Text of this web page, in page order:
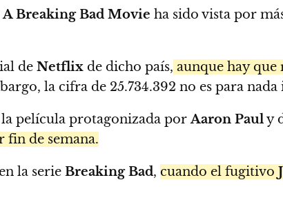
Breaking Bad Movie ha sido vista por
de Netflix de dicho país, aunque hay
la cifra de 25.734.392 no es para nada
película protagonizada porAaron Pauly
fin de semana.
la serie Breaking Bad, cuando el fugitivo